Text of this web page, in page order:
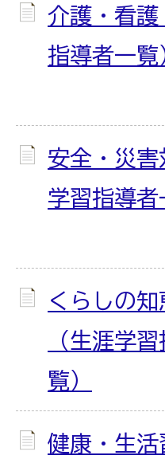
介護・看護
指導者一覧
安全・災
学習指導者
くらしの
（生涯学
覧）
健康・生活